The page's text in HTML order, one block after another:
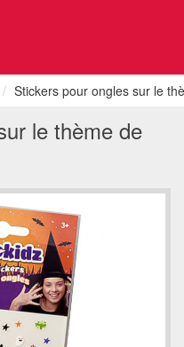
Stickers pour ongles sur le
le thème de